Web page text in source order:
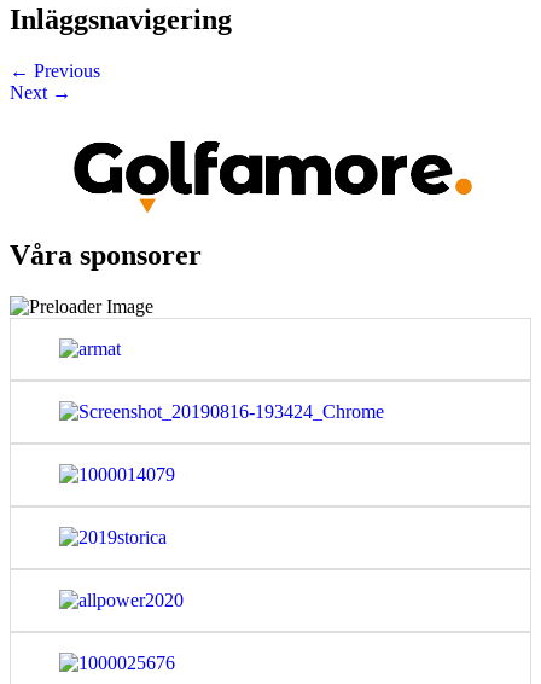
Inläggsnavigering
← Previous
Next →
Våra sponsorer